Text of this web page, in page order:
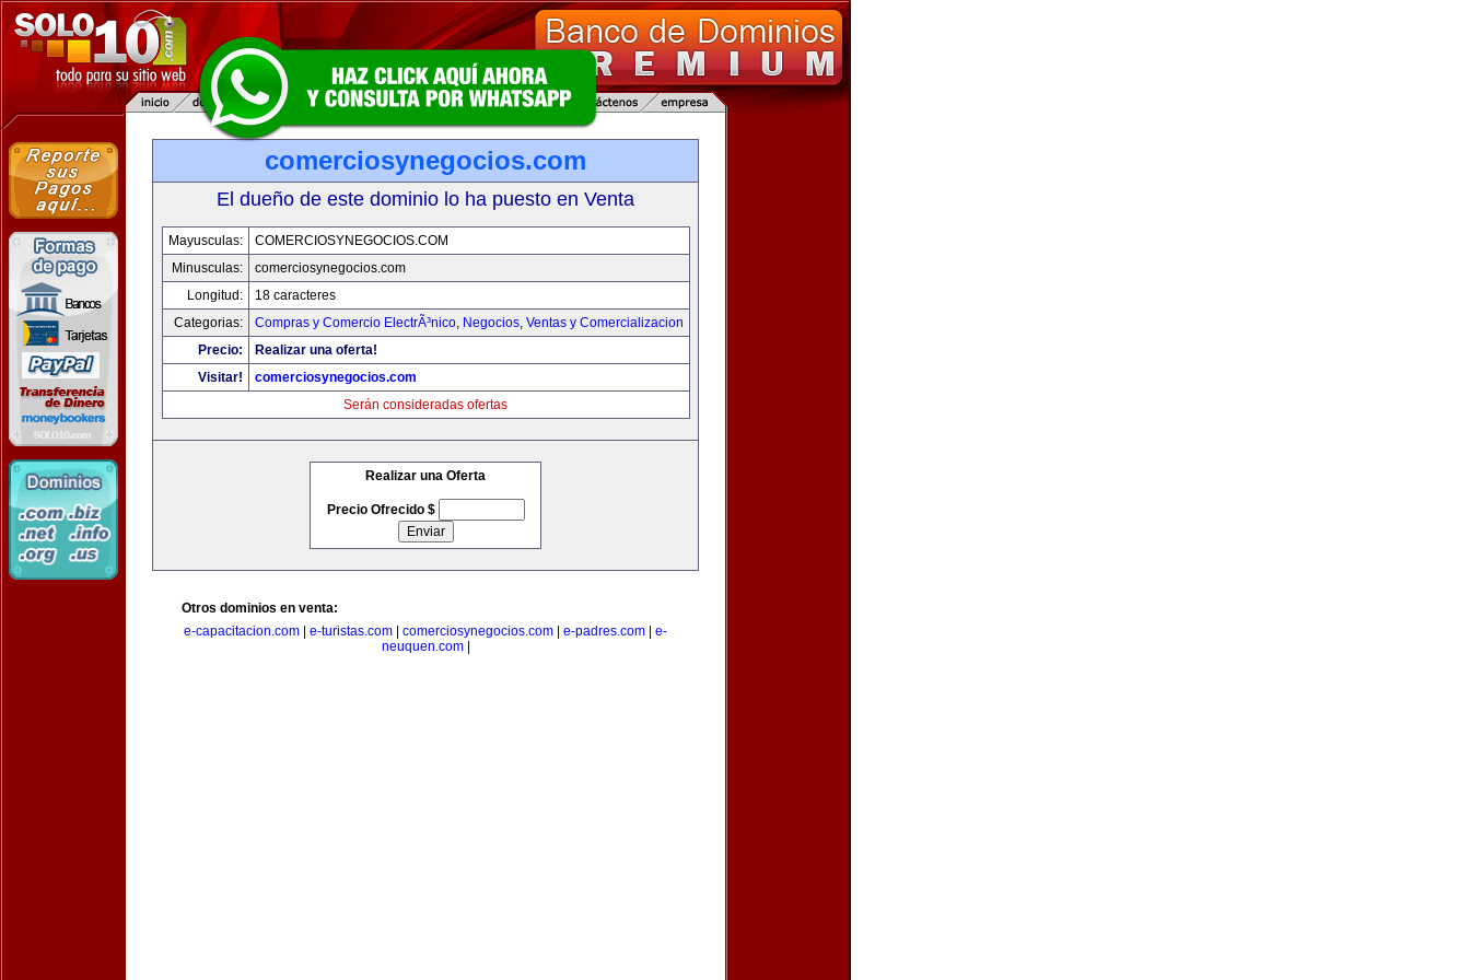
comerciosynegocios.com
El dueño de este dominio lo ha puesto en Venta
Mayusculas:
COMERCIOSYNEGOCIOS.COM
Minusculas:
comerciosynegocios.com
Longitud:
18 caracteres
Categorias:
Compras y Comercio ElectrÃ³nico, Negocios, Ventas y Comercializacion
Precio:
Realizar una oferta!
Visitar!
comerciosynegocios.com
Serán consideradas ofertas
Realizar una Oferta
Precio Ofrecido $
Otros dominios en venta:
e-capacitacion.com
e-turistas.com comerciosynegocios.com e-padres.com
e-
neuquen.com|